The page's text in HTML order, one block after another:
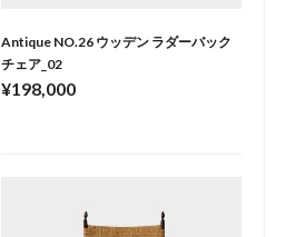
Antique NO.26 ウッデン ラダーバック
チェア_02
¥198,000